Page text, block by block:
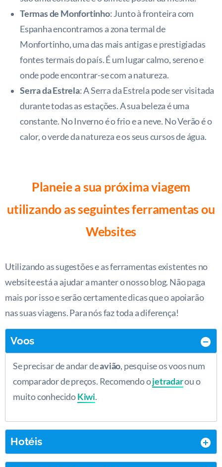
Termas de Monfortinho: Junto à fronteira com
Espanha encontramos a zona termal de
Monfortinho, uma das mais antigas e prestigiadas
fontes termais do país. É um lugar calmo, sereno e
onde pode encontrar-se com a natureza.
Serra da Estrela: A Serra da Estrela pode ser visitada
durante todas as estações. A sua beleza é uma
constante. No Inverno é o frio e a neve. No Verão é o
calor, o verde da natureza e os seus cursos de água.
Planeie a sua próxima viagem
utilizando as seguintes ferramentas ou
Websites
Utilizando as sugestões e as ferramentas existentes no
website está a ajudar a manter o nosso blog. Não paga
mais por isso e serão certamente dicas que o apoiarão
nas suas viagens. Para nós faz toda a diferença!
Voos
Se precisar de andar deavião, pesquise os voos num
comparador de preços. Recomendo ojetradarou o
muito conhecidoKiwi.
Hotéis